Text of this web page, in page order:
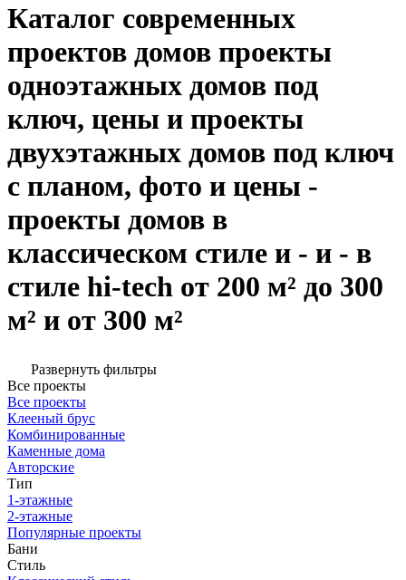
Каталог современных
проектов домов проекты
одноэтажных домов под
ключ, цены и проекты
двухэтажных домов под ключ
с планом, фото и цены -
проекты домов в
классическом стиле и - и - в
стиле hi-tech от 200 м² до 300
м² и от 300 м²
Развернуть фильтры
Все проекты
Все проекты
Клееный брус
Комбинированные
Каменные дома
Авторские
Тип
1-этажные
2-этажные
Популярные проекты
Бани
Стиль